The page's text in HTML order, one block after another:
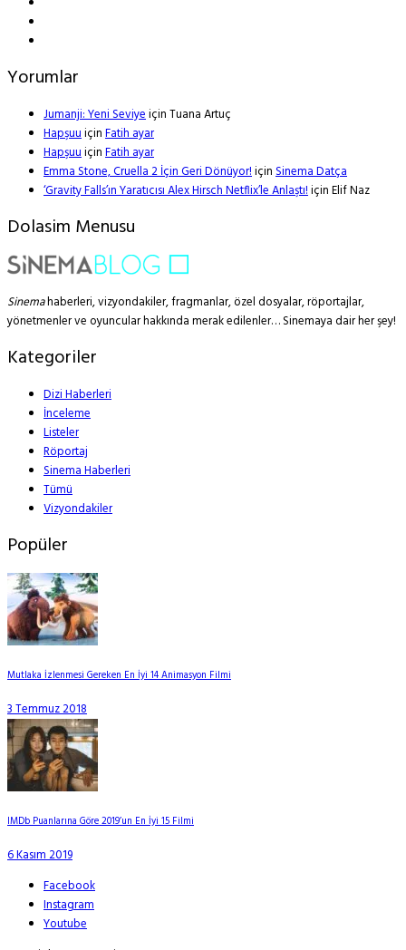
Yorumlar
Jumanji: Yeni SeviyeiçinTuana Artuç
HapşuuiçinFatih ayar
HapşuuiçinFatih ayar
Emma Stone, Cruella 2 İçin Geri Dönüyor!içinSinema Datça
‘Gravity Falls’ın Yaratıcısı Alex Hirsch Netflix’le Anlaştı!içinElif Naz
Dolasim Menusu
Sinemahaberleri, vizyondakiler, fragmanlar, özel dosyalar, röportajlar,
yönetmenler ve oyuncular hakkında merak edilenler… Sinemaya dair her şey!
Kategoriler
Dizi Haberleri
İnceleme
Listeler
Röportaj
Sinema Haberleri
Tümü
Vizyondakiler
Popüler
Mutlaka İzlenmesi Gereken En İyi 14 Animasyon Filmi
3 Temmuz 2018
IMDb Puanlarına Göre 2019’un En İyi 15 Filmi
6 Kasım 2019
Facebook
Instagram
Youtube